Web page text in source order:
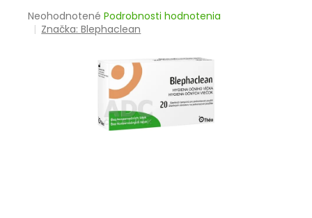
EROTIKA
Priemerné
hodnotenie
Neohodnotené Podrobnosti hodnotenia
Značka:Blephaclean